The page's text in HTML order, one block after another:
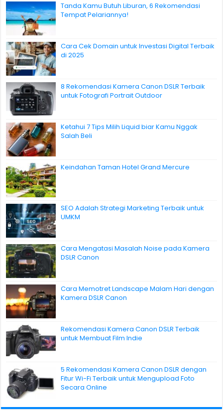
Tanda Kamu Butuh Liburan, 6 Rekomendasi
Tempat Pelariannya!
Cara Cek Domain untuk Investasi Digital Terbaik
di 2025
8 Rekomendasi Kamera Canon DSLR Terbaik
untuk Fotografi Portrait Outdoor
Ketahui 7 Tips Milih Liquid biar Kamu Nggak
Salah Beli
Keindahan Taman Hotel Grand Mercure
SEO Adalah Strategi Marketing Terbaik untuk
UMKM
Cara Mengatasi Masalah Noise pada Kamera
DSLR Canon
Cara Memotret Landscape Malam Hari dengan
Kamera DSLR Canon
Rekomendasi Kamera Canon DSLR Terbaik
untuk Membuat Film Indie
5 Rekomendasi Kamera Canon DSLR dengan
Fitur Wi-Fi Terbaik untuk Mengupload Foto
Secara Online